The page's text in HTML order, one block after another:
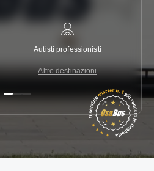
Autisti professionisti
Altre destinazioni